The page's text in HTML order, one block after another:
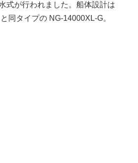
式が行われました。船体設計は
同タイプの NG-14000XL-G。